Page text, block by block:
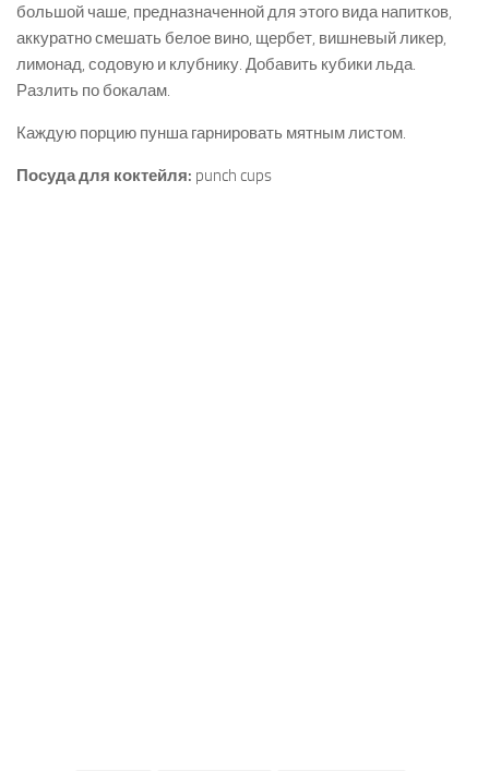
большой чаше, предназначенной для этого вида напитков,
аккуратно смешать белое вино, щербет, вишневый ликер,
лимонад, содовую и клубнику. Добавить кубики льда.
Разлить по бокалам.
Каждую порцию пунша гарнировать мятным листом.
Посуда для коктейля: punch cups